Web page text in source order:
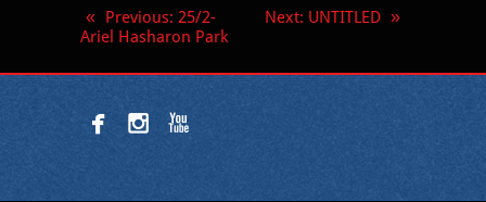
« Previous: 25/2-
Ariel Hasharon Park
Next: UNTITLED »
  